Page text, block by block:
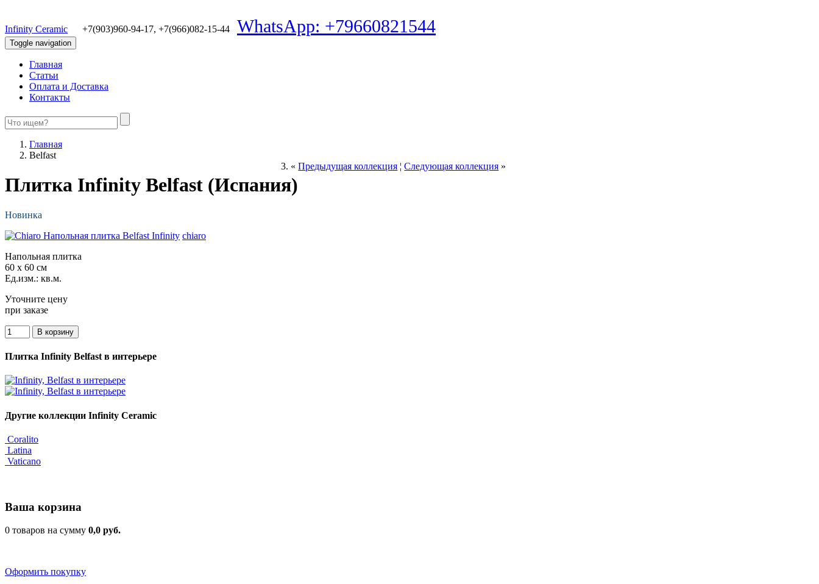
Infinity Ceramic +7(903)960-94-17, +7(966)082-15-44 WhatsApp: +79660821544
Toggle navigation
Главная
Статьи
Оплата и Доставка
Контакты
Главная
Belfast
«Предыдущая коллекция ¦Следующая коллекция »
Плитка Infinity Belfast (Испания)
Новинка
chiaro
Напольная плитка
60 x 60 см
Ед.изм.: кв.м.
Уточните цену
при заказе
Плитка Infinity Belfast в интерьере
Другие коллекции Infinity Ceramic
Coralito
Latina
Vaticano
Ваша корзина
0 товаров на сумму 0,0 руб.
Оформить покупку